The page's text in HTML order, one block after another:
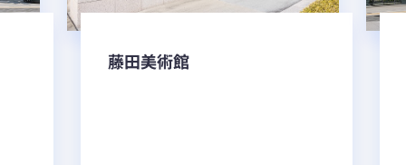
PT：強化ガラス
品種記号のあとの数字は、ガラスの呼び厚さを示し
藤田美術館